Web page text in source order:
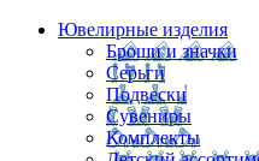
Ювелирные изделия
Броши и значки
Серьги
Подвески
Сувениры
Комплекты